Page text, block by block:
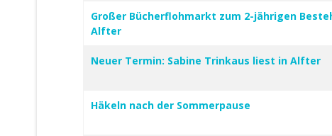
Großer Bücherflohmarkt zum 2-jährigen
Alfter
Neuer Termin: Sabine Trinkaus liest in Alfter
Häkeln nach der Sommerpause